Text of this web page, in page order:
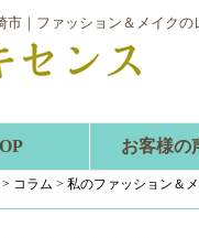
市｜ファッション＆メイクの
お客様の
> コラム > 私のファッション＆